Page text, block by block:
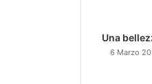
Una
6 Marzo